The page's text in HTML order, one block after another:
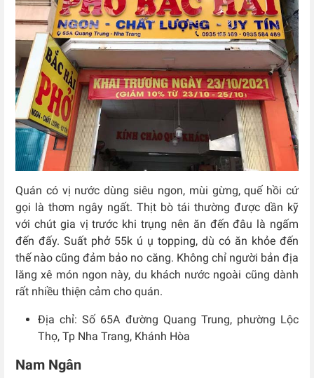
Quán có vị nước dùng siêu ngon, mùi gừng, quế hồi cứ
gọi là thơm ngây ngất. Thịt bò tái thường được dần kỹ
với chút gia vị trước khi trụng nên ăn đến đâu là ngấm
đến đấy. Suất phở 55k ú ụ topping, dù có ăn khỏe đến
thế nào cũng đảm bảo no căng. Không chỉ người bản địa
lăng xê món ngon này, du khách nước ngoài cũng dành
rất nhiều thiện cảm cho quán.
Địa chỉ: Số 65A đường Quang Trung, phường Lộc
Thọ, Tp Nha Trang, Khánh Hòa
Nam Ngân